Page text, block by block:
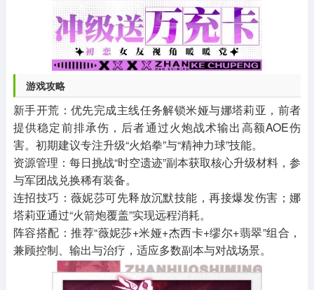
游戏攻略
新手开荒：优先完成主线任务解锁米娅与娜塔莉亚，前者
提供稳定前排承伤，后者通过火炮战术输出高额AOE伤
害。初期建议专注升级“火焰拳”与“精神力球”技能。
资源管理：每日挑战“时空遗迹”副本获取核心升级材料，参
与军团战兑换稀有装备。
连招技巧：薇妮莎可先释放沉默技能，再接爆发伤害；娜
塔莉亚通过“火箭炮覆盖”实现远程消耗。
阵容搭配：推荐“薇妮莎+米娅+杰西卡+缪尔+翡翠”组合，
兼顾控制、输出与治疗，适应多数副本与对战场景。